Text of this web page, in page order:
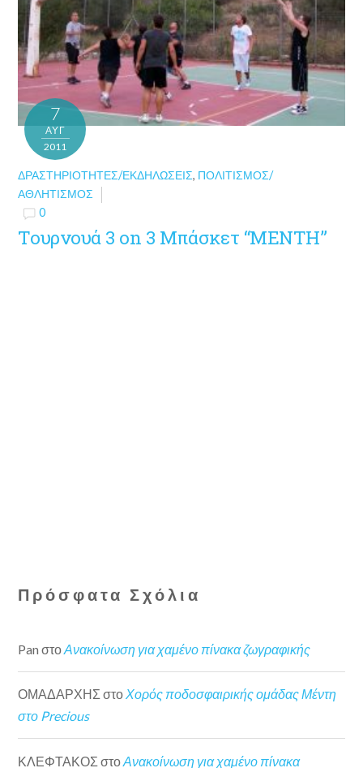
7
ΑΥΓ
2011
ΔΡΑΣΤΗΡΙΌΤΗΤΕΣ/ΕΚΔΗΛΏΣΕΙΣ, ΠΟΛΙΤΙΣΜΌΣ/
ΑΘΛΗΤΙΣΜΌΣ
0
Τουρνουά 3 on 3 Μπάσκετ “ΜΕΝΤΗ”
Πρόσφατα Σχόλια
Pan στοΑνακοίνωση για χαμένο πίνακα ζωγραφικής
ΟΜΑΔΑΡΧΗΣ στοΧορός ποδοσφαιρικής ομάδας Μέντη
στο Precious
ΚΛΕΦΤΑΚΟΣ στοΑνακοίνωση για χαμένο πίνακα